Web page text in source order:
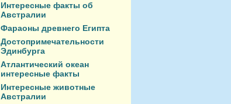
Интересные факты об
Австралии
Фараоны древнего Египта
Достопримечательности
Эдинбурга
Атлантический океан
интересные факты
Интересные животные
Австралии